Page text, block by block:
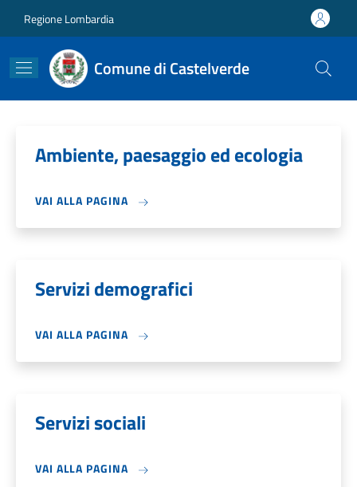
Regione Lombardia
Comune di Castelverde
Ambiente, paesaggio ed ecologia
VAI ALLA PAGINA
Servizi demografici
VAI ALLA PAGINA
Servizi sociali
VAI ALLA PAGINA